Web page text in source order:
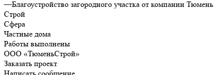
—Благоустройство загородного участка от компании Тюмень
Строй
Сфера
Частные дома
Работы выполнены
ООО «ТюменьСтрой»
Заказать проект